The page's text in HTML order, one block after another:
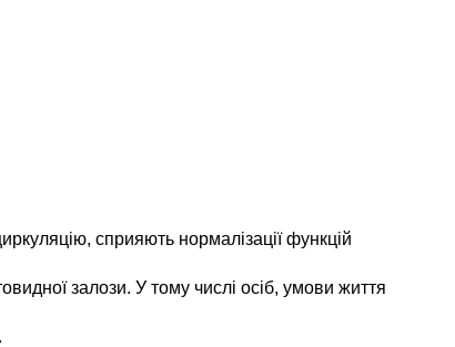
сприяють нормалізації функцій
залози. У тому числі осіб, умови життя